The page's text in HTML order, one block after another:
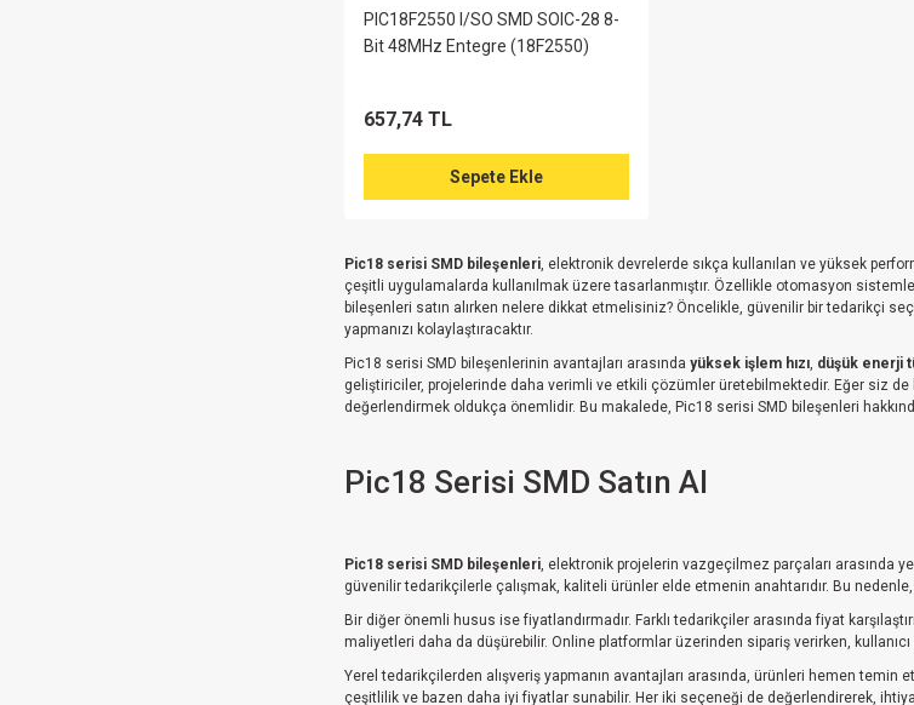
PIC18F2550 I/SO SMD SOIC-28 8-
Bit 48MHz Entegre (18F2550)
657,74 TL
Sepete Ekle
Pic18 serisi SMD bileşenleri, elektronik devrelerde sıkça kullanılan ve yüksek
çeşitli uygulamalarda kullanılmak üzere tasarlanmıştır. Özellikle otomasyon
bileşenleri satın alırken nelere dikkat etmelisiniz? Öncelikle, güvenilir bir tedarikçi
yapmanızı kolaylaştıracaktır.
Pic18 serisi SMD bileşenlerinin avantajları arasında yüksek işlem hızı, düşük enerji
geliştiriciler, projelerinde daha verimli ve etkili çözümler üretebilmektedir. Eğer siz
değerlendirmek oldukça önemlidir. Bu makalede, Pic18 serisi SMD bileşenleri
Pic18 Serisi SMD Satın Al
Pic18 serisi SMD bileşenleri, elektronik projelerin vazgeçilmez parçaları arasında
güvenilir tedarikçilerle çalışmak, kaliteli ürünler elde etmenin anahtarıdır. Bu
Bir diğer önemli husus ise fiyatlandırmadır. Farklı tedarikçiler arasında fiyat
maliyetleri daha da düşürebilir. Online platformlar üzerinden sipariş verirken,
Yerel tedarikçilerden alışveriş yapmanın avantajları arasında, ürünleri hemen
çeşitlilik ve bazen daha iyi fiyatlar sunabilir. Her iki seçeneği de değerlendirerek,